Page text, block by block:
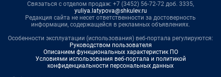
Связаться с отделом продаж: +7 (3452) 56-72-72 доб. 3335,
yuliya.latypova@shkulev.ru
Редакция сайта не несет ответственности за достоверность
информации, содержащейся в рекламных объявлениях.
Особенности эксплуатации (использования) веб-портала регулируются:
Руководством пользователя
Описанием функциональных характеристик ПО
Условиями использования веб-портала и политикой
конфиденциальности персональных данных